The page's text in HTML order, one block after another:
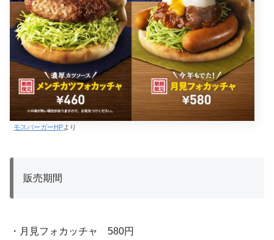
モスバーガーHPより
販売期間
・月見フォカッチャ 580円